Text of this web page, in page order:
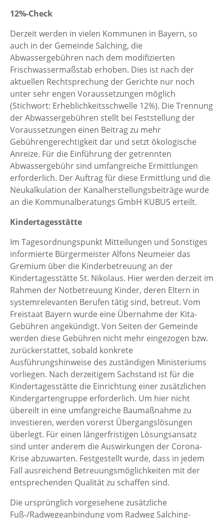
12%-Check
Derzeit werden in vielen Kommunen in Bayern, so
auch in der Gemeinde Salching, die
Abwassergebühren nach dem modifizierten
Frischwassermaßstab erhoben. Dies ist nach der
aktuellen Rechtsprechung der Gerichte nur noch
unter sehr engen Voraussetzungen möglich
(Stichwort: Erheblichkeitsschwelle 12%). Die Trennung
der Abwassergebühren stellt bei Feststellung der
Voraussetzungen einen Beitrag zu mehr
Gebührengerechtigkeit dar und setzt ökologische
Anreize. Für die Einführung der getrennten
Abwassergebühr sind umfangreiche Ermittlungen
erforderlich. Der Auftrag für diese Ermittlung und die
Neukalkulation der Kanalherstellungsbeiträge wurde
an die Kommunalberatungs GmbH KUBUS erteilt.
Kindertagesstätte
Im Tagesordnungspunkt Mitteilungen und Sonstiges
informierte Bürgermeister Alfons Neumeier das
Gremium über die Kinderbetreuung an der
Kindertagesstätte St. Nikolaus. Hier werden derzeit im
Rahmen der Notbetreuung Kinder, deren Eltern in
systemrelevanten Berufen tätig sind, betreut. Vom
Freistaat Bayern wurde eine Übernahme der Kita-
Gebühren angekündigt. Von Seiten der Gemeinde
werden diese Gebühren nicht mehr eingezogen bzw.
zurückerstattet, sobald konkrete
Ausführungshinweise des zuständigen Ministeriums
vorliegen. Nach derzeitigem Sachstand ist für die
Kindertagesstätte die Einrichtung einer zusätzlichen
Kindergartengruppe erforderlich. Um hier nicht
übereilt in eine umfangreiche Baumaßnahme zu
investieren, werden vorerst Übergangslösungen
überlegt. Für einen längerfristigen Lösungsansatz
sind unter anderem die Auswirkungen der Corona-
Krise abzuwarten. Festgestellt wurde, dass in jedem
Fall ausreichend Betreuungsmöglichkeiten mit der
entsprechenden Qualität zu schaffen sind.
Die ursprünglich vorgesehene zusätzliche
Fuß-/Radwegeanbindung vom Radweg Salching-